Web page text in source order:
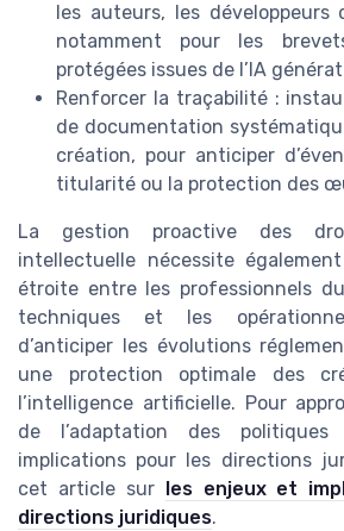
les auteurs, les développeurs
notamment pour les
protégées issues de l’IA
Renforcer la traçabilité :
de documentation
création, pour anticiper
titularité ou la protection des
La gestion proactive des
intellectuelle nécessite
étroite entre les professionnels
techniques et les
d’anticiper les évolutions
une protection optimale des
l’intelligence artificielle. Pour
de l’adaptation des
implications pour les directions
cet article sur
les enjeux et
directions juridiques.